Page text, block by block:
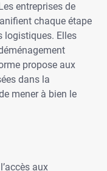
entreprises de
chaque étape
logistiques. Elles
propose aux
dans la
mener à bien le
aux